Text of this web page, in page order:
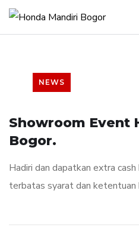
NEWS
Showroom Event
Bogor.
Hadiri dan dapatkan extra
terbatas syarat dan ketentuan